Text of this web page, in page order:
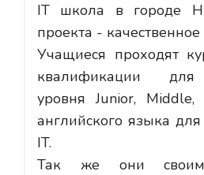
IT школа в городе
проекта -
Учащиеся проходят
квалификации для
уровня Junior,
английского языка
IT.
Так же они своим